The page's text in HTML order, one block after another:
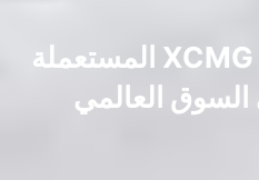
أفضل 10 حفارات XCMG المستعملة
السوق العالمي